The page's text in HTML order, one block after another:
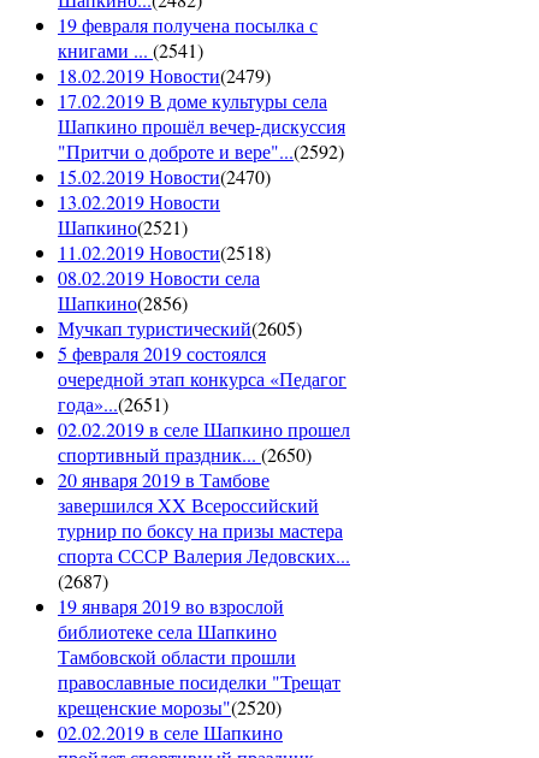
19 февраля получена посылка с
книгами ... (2541)
18.02.2019 Новости(2479)
17.02.2019 В доме культуры села
Шапкино прошёл вечер-дискуссия
"Притчи о доброте и вере"...(2592)
15.02.2019 Новости(2470)
13.02.2019 Новости
Шапкино(2521)
11.02.2019 Новости(2518)
08.02.2019 Новости села
Шапкино(2856)
Мучкап туристический(2605)
5 февраля 2019 состоялся
очередной этап конкурса «Педагог
года»...(2651)
02.02.2019 в селе Шапкино прошел
спортивный праздник... (2650)
20 января 2019 в Тамбове
завершился XX Всероссийский
турнир по боксу на призы мастера
спорта СССР Валерия Ледовских...
(2687)
19 января 2019 во взрослой
библиотеке села Шапкино
Тамбовской области прошли
православные посиделки "Трещат
крещенские морозы"(2520)
02.02.2019 в селе Шапкино